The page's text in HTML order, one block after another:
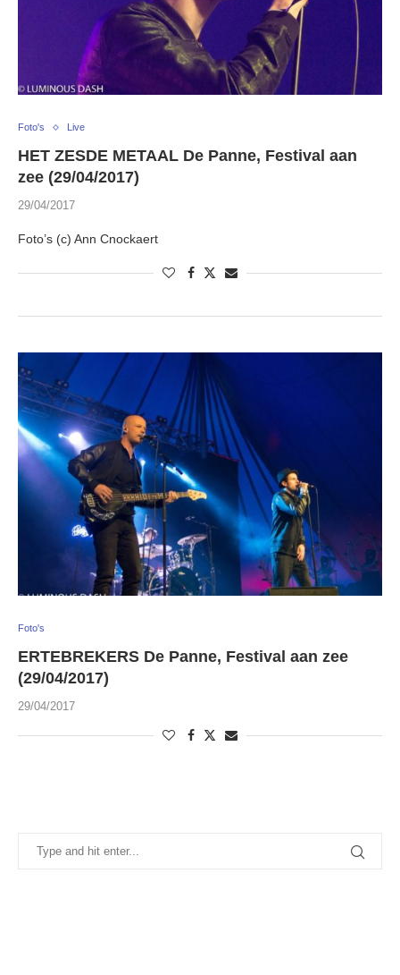
Foto's Live
HET ZESDE METAAL De Panne, Festival aan
zee (29/04/2017)
29/04/2017
Foto’s (c) Ann Cnockaert
Foto's
ERTEBREKERS De Panne, Festival aan zee
(29/04/2017)
29/04/2017